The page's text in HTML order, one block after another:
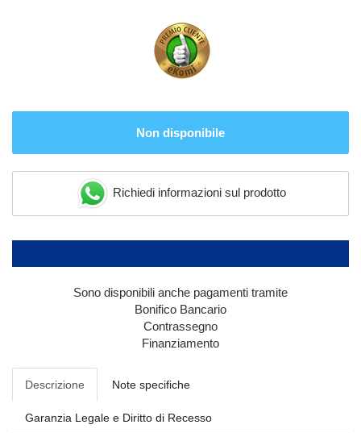
Non disponibile
Richiedi informazioni sul prodotto
Sono disponibili anche pagamenti tramite
Bonifico Bancario
Contrassegno
Finanziamento
Descrizione Note specifiche
Garanzia Legale e Diritto di Recesso